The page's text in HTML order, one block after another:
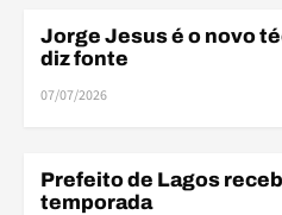
MERCADO DA BOLA
Jorge Jesus é o novo
diz fonte
07/07/2026
AMISTOSOS
Prefeito de Lagos
temporada